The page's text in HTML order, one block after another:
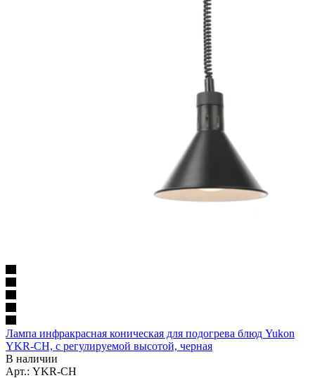
Лампа инфракрасная коническая для подогрева блюд Yukon
YKR-CH, с регулируемой высотой, черная
В наличии
Арт.: YKR-CH